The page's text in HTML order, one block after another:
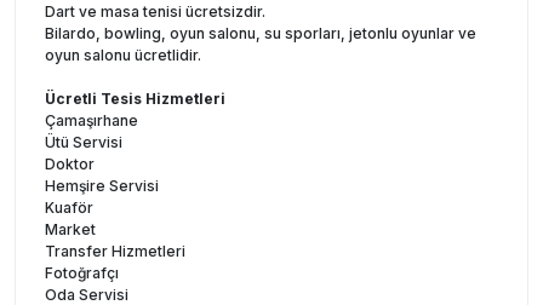
Dart ve masa tenisi ücretsizdir.
Bilardo, bowling, oyun salonu, su sporları, jetonlu oyunlar ve
oyun salonu ücretlidir.
Ücretli Tesis Hizmetleri
Çamaşırhane
Ütü Servisi
Doktor
Hemşire Servisi
Kuaför
Market
Transfer Hizmetleri
Fotoğrafçı
Oda Servisi